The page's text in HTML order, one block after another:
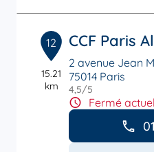
12
15.21
km
CCF Paris
2 avenue Jean
75014 Paris
4,5/5
Fermé